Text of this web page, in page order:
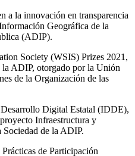
la innovación en transparencia
Geográfica de la
(ADIP).
Society (WSIS) Prizes 2021,
ADIP, otorgado por la Unión
de la Organización de las
Digital Estatal (IDDE),
Infraestructura y
de la ADIP.
de Participación